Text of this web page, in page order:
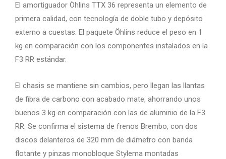
El amortiguador Öhlins TTX 36 representa un elemento de
primera calidad, con tecnología de doble tubo y depósito
externo a cuestas. El paquete Öhlins reduce el peso en 1
kg en comparación con los componentes instalados en la
F3 RR estándar.
El chasis se mantiene sin cambios, pero llegan las llantas
de fibra de carbono con acabado mate, ahorrando unos
buenos 3 kg en comparación con las de aluminio de la F3
RR. Se confirma el sistema de frenos Brembo, con dos
discos delanteros de 320 mm de diámetro con banda
flotante y pinzas monobloque Stylema montadas